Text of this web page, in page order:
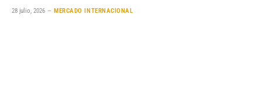
28 julio, 2026 MERCADO INTERNACIONAL